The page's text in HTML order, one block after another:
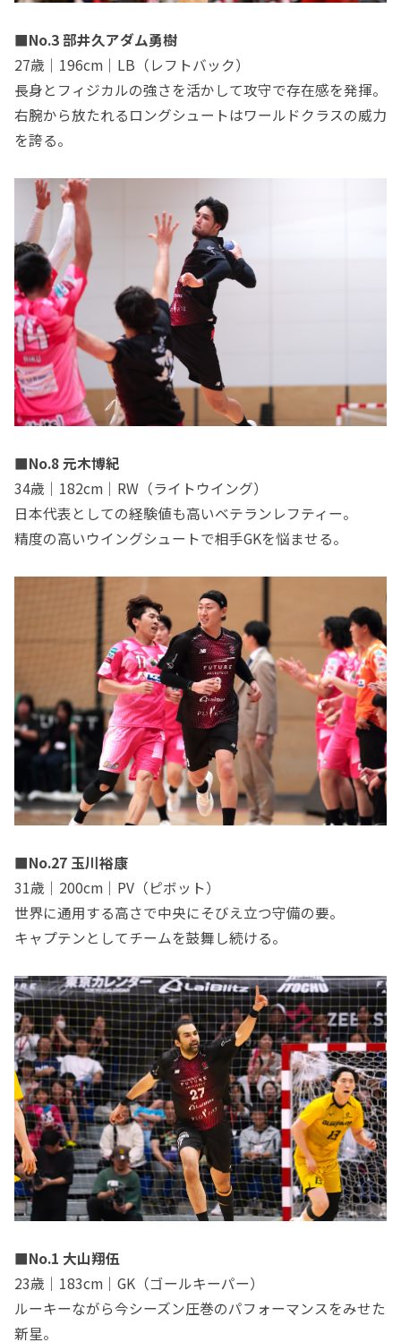
■No.3 部井久アダム勇樹
27歳｜196cm｜LB（レフトバック）
長身とフィジカルの強さを活かして攻守で存在感を発揮。
右腕から放たれるロングシュートはワールドクラスの威力
を誇る。
■No.8 元木博紀
34歳｜182cm｜RW（ライトウイング）
日本代表としての経験値も高いベテランレフティー。
精度の高いウイングシュートで相手GKを悩ませる。
■No.27 玉川裕康
31歳｜200cm｜PV（ピボット）
世界に通用する高さで中央にそびえ立つ守備の要。
キャプテンとしてチームを鼓舞し続ける。
■No.1 大山翔伍
23歳｜183cm｜GK（ゴールキーパー）
ルーキーながら今シーズン圧巻のパフォーマンスをみせた
新星。